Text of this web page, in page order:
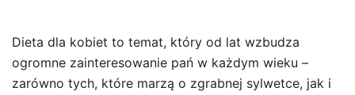
Dieta dla kobiet to temat, który od lat wzbudza
ogromne zainteresowanie pań w każdym wieku –
zarówno tych, które marzą o zgrabnej sylwetce, jak i